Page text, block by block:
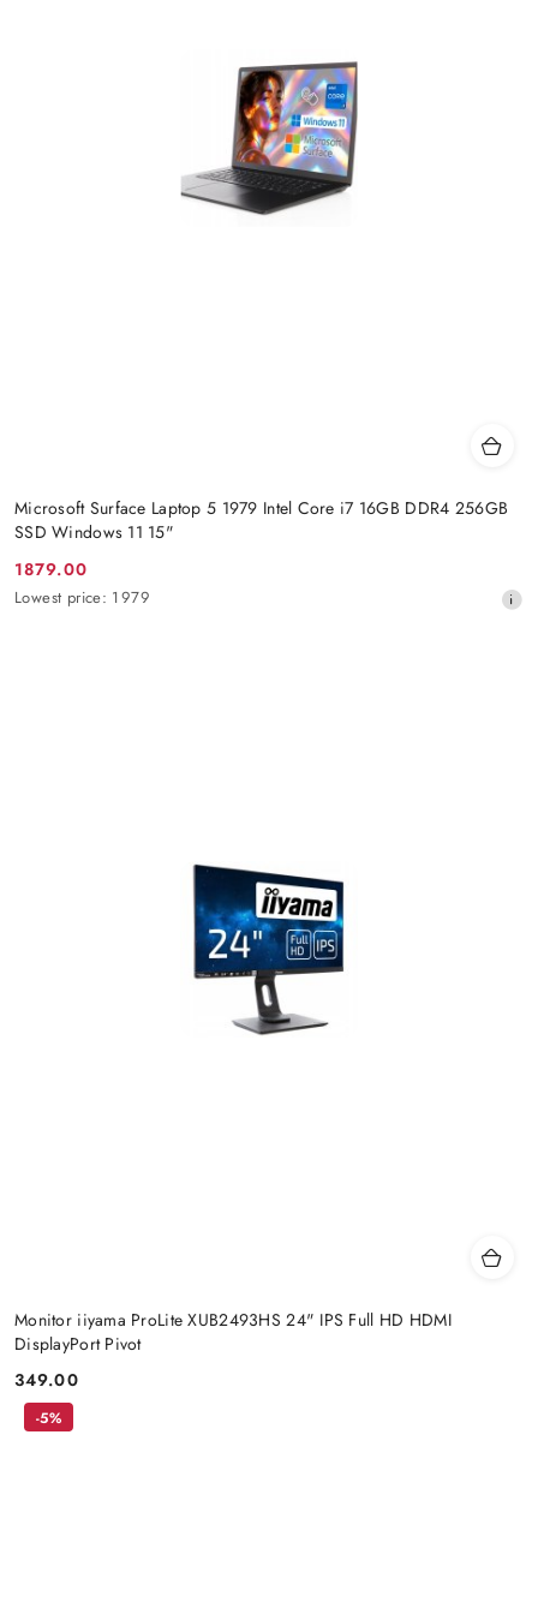
Microsoft Surface Laptop 5 1979 Intel Core i7 16GB DDR4 256GB
SSD Windows 11 15"
Promotion
price:
1879.00
Lowest
Lowest price: 1979
Monitor iiyama ProLite XUB2493HS 24" IPS Full HD HDMI
DisplayPort Pivot
Price:
349.00
-5%